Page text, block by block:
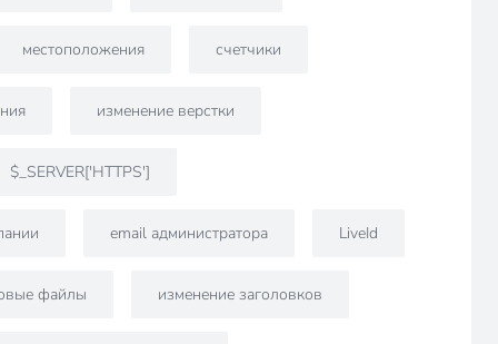
местоположения счетчики
изменение верстки
$_SERVER['HTTPS']
email администратора LiveId
файлы изменение заголовков